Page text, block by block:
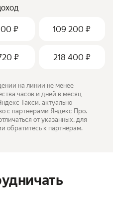
₽ 109 200 ₽
₽ 218 400 ₽
на линии не менее
часов и дней в месяц
Такси, актуально
с партнерами Яндекс Про.
от указанных, для
обратитесь к партнёрам.